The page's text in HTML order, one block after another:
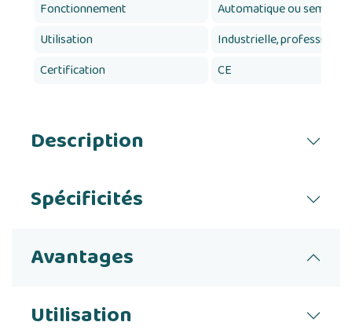
Fonctionnement
Automatique ou semi-
Utilisation
Industrielle,
Certification
CE
Description
Spécificités
Avantages
Utilisation